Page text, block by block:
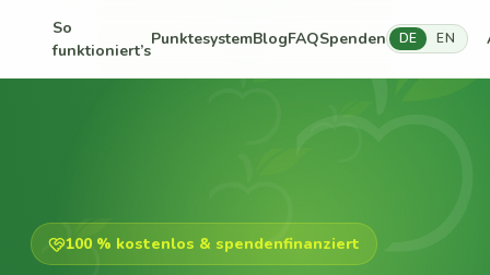
So
funktioniert’s
PunktesystemBlogFAQSpenden DE EN
100 % kostenlos & spendenfinanziert